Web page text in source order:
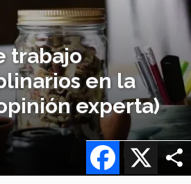
trabajo
en la
experta)
X
Facebook